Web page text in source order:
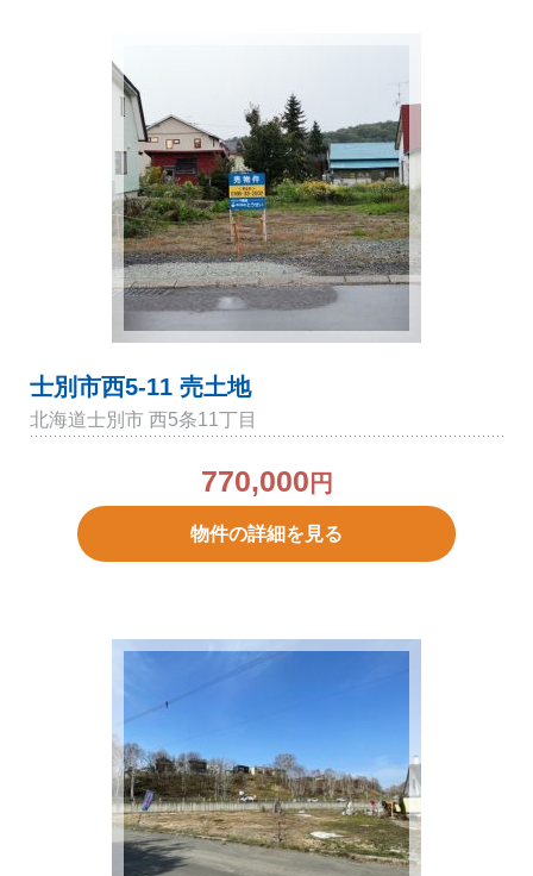
士別市西5-11 売土地
北海道士別市 西5条11丁目
770,000 円
物件の詳細を見る